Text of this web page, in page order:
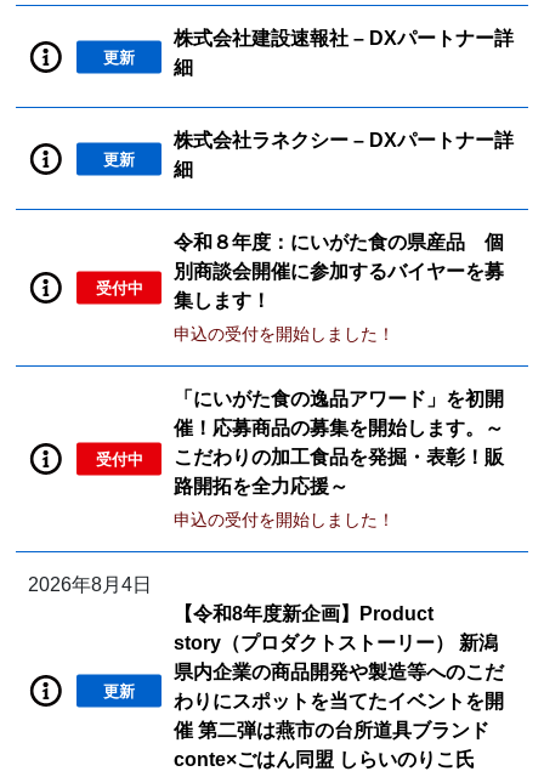
更新
株式会社建設速報社 – DXパートナー詳
細
更新
株式会社ラネクシー – DXパートナー詳
細
受付中
令和８年度：にいがた食の県産品 個
別商談会開催に参加するバイヤーを募
集します！
申込の受付を開始しました！
受付中
「にいがた食の逸品アワード」を初開
催！応募商品の募集を開始します。～
こだわりの加工食品を発掘・表彰！販
路開拓を全力応援～
申込の受付を開始しました！
2026年8月4日
更新
【令和8年度新企画】Product
story（プロダクトストーリー） 新潟
県内企業の商品開発や製造等へのこだ
わりにスポットを当てたイベントを開
催 第二弾は燕市の台所道具ブランド
conte×ごはん同盟 しらいのりこ氏